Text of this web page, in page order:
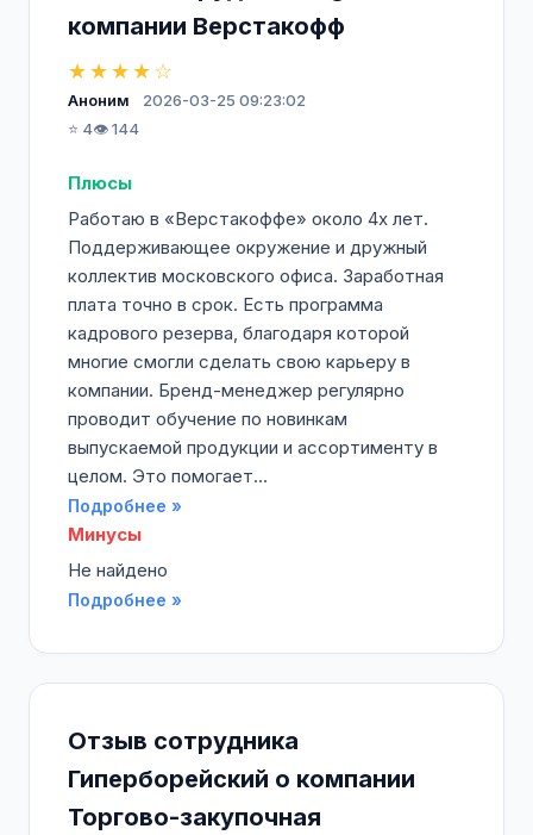
компании Верстакофф
★★★★☆
Аноним
2026-03-25 09:23:02
⭐ 4👁️ 144
Плюсы
Работаю в «Верстакоффе» около 4х лет.
Поддерживающее окружение и дружный
коллектив московского офиса. Заработная
плата точно в срок. Есть программа
кадрового резерва, благодаря которой
многие смогли сделать свою карьеру в
компании. Бренд-менеджер регулярно
проводит обучение по новинкам
выпускаемой продукции и ассортименту в
целом. Это помогает...
Подробнее »
Минусы
Не найдено
Подробнее »
Отзыв сотрудника
Гиперборейский о компании
Торгово-закупочная